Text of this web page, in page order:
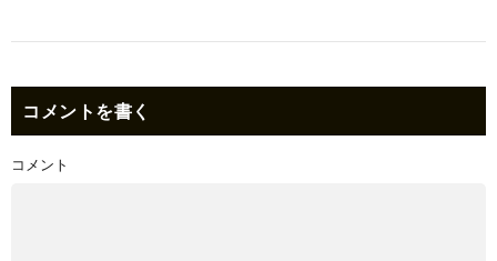
コメントを書く
コメント